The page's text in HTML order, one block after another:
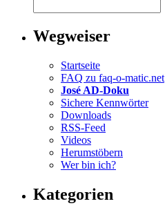
Wegweiser
Startseite
FAQ zu faq-o-matic.net
José AD-Doku
Sichere Kennwörter
Downloads
RSS-Feed
Videos
Herumstöbern
Wer bin ich?
Kategorien